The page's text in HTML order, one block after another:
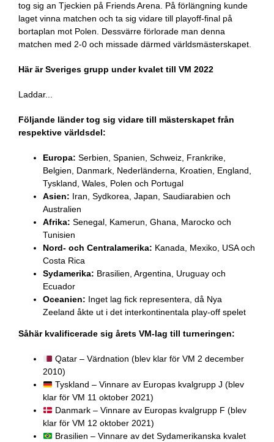
tog sig an Tjeckien på Friends Arena. På förlängning kunde
laget vinna matchen och ta sig vidare till playoff-final på
bortaplan mot Polen. Dessvärre förlorade man denna
matchen med 2-0 och missade därmed världsmästerskapet.
Här är Sveriges grupp under kvalet till VM 2022
Laddar...
Följande länder tog sig vidare till mästerskapet från
respektive världsdel:
Europa: Serbien, Spanien, Schweiz, Frankrike,
Belgien, Danmark, Nederländerna, Kroatien, England,
Tyskland, Wales, Polen och Portugal
Asien: Iran, Sydkorea, Japan, Saudiarabien och
Australien
Afrika: Senegal, Kamerun, Ghana, Marocko och
Tunisien
Nord- och Centralamerika: Kanada, Mexiko, USA och
Costa Rica
Sydamerika: Brasilien, Argentina, Uruguay och
Ecuador
Oceanien: Inget lag fick representera, då Nya
Zeeland åkte ut i det interkontinentala play-off spelet
Såhär kvalificerade sig årets VM-lag till turneringen:
Qatar – Värdnation (blev klar för VM 2 december
2010)
Tyskland – Vinnare av Europas kvalgrupp J (blev
klar för VM 11 oktober 2021)
Danmark – Vinnare av Europas kvalgrupp F (blev
klar för VM 12 oktober 2021)
Brasilien – Vinnare av det Sydamerikanska kvalet